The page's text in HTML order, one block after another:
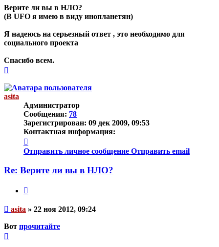
Верите ли вы в НЛО?
(В UFO я имею в виду инопланетян)
Я надеюсь на серьезный ответ , это необходимо для
социального проекта
Спасибо всем.
началу
asita
Администратор
Сообщения: 78
Зарегистрирован: 09 дек 2009, 09:53
Контактная информация:
информация
пользователя
Отправить личное сообщение Отправить email
Re: Верите ли вы в НЛО?
Непрочитанное
asita » 22 ноя 2012, 09:24
Вот прочитайте